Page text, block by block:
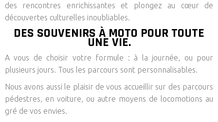
des rencontres enrichissantes et plongez au cœur de
découvertes culturelles inoubliables.
DES SOUVENIRS À MOTO POUR TOUTE
UNE VIE.
A vous de choisir votre formule : à la journée, ou pour
plusieurs jours. Tous les parcours sont personnalisables.
Nous avons aussi le plaisir de vous accueillir sur des parcours
pédestres, en voiture, ou autre moyens de locomotions au
gré de vos envies.